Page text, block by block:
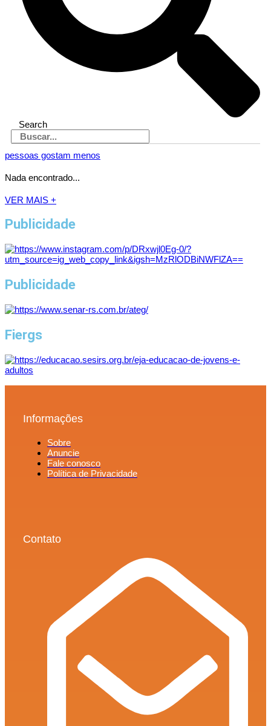
Search
pessoas gostam menos
Nada encontrado...
VER MAIS +
Publicidade
Publicidade
Fiergs
Informações
Sobre
Anuncie
Fale conosco
Política de Privacidade
Contato